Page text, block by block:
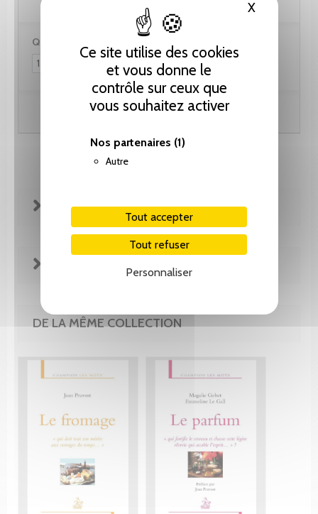
Ce site utilise des cookies
et vous donne le
contrôle sur ceux que
vous souhaitez activer
Nos partenaires (1)
Autre
Tout accepter
Tout refuser
Personnaliser
XMasquer
Quantité :
Ajouter au panier
FICHE TECHNIQUE
DE LA MÊME COLLECTION